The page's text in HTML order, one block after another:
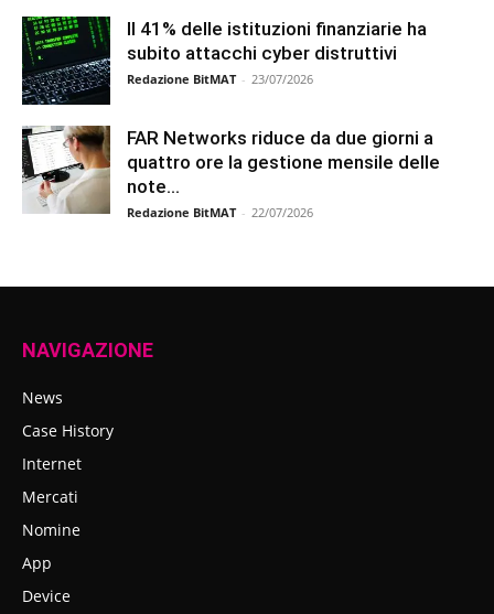
Il 41% delle istituzioni finanziarie ha
subito attacchi cyber distruttivi
Redazione BitMAT - 23/07/2026
FAR Networks riduce da due giorni a
quattro ore la gestione mensile delle
note...
Redazione BitMAT - 22/07/2026
NAVIGAZIONE
News
Case History
Internet
Mercati
Nomine
App
Device